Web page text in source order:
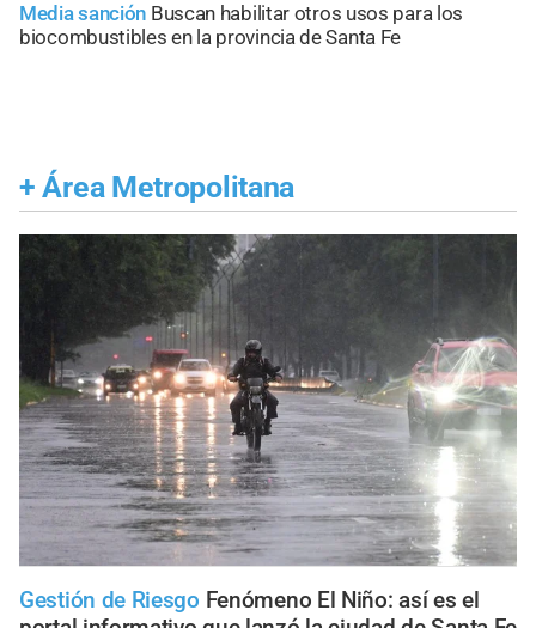
Media sanción Buscan habilitar otros usos para los
biocombustibles en la provincia de Santa Fe
+ Área Metropolitana
Gestión de Riesgo Fenómeno El Niño: así es el